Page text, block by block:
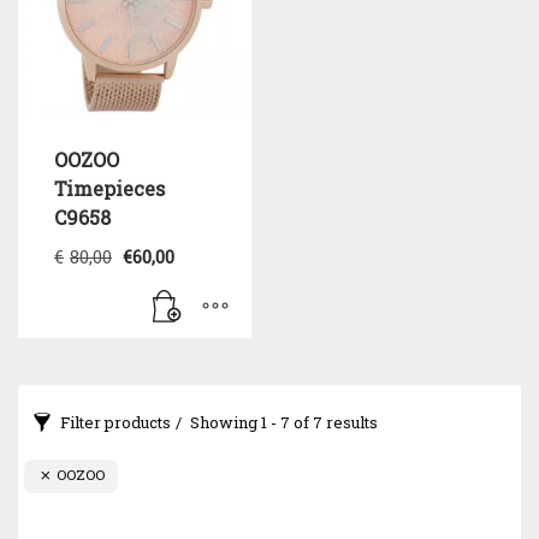
OOZOO
Timepieces
C9658
€ 80,00 Original
price
was:
€80,00.
€60,00Η
τιμή
είναι:
Filter products Showing 1 - 7 of 7 results
OOZOO